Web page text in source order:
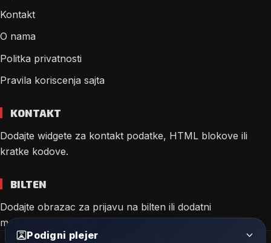
Kontakt
O nama
Politka privatnosti
Pravila koriscenja sajta
KONTAKT
Dodajte widgete za kontakt podatke, HTML blokove ili
kratke kodove.
BILTEN
Dodajte obrazac za prijavu na bilten ili dodatni
marketinški sadržaj.
Podigni plejer